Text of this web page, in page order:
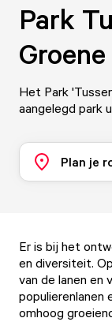
Park
Het Park
aangelegd park
Plan je
Er is bij het
en diversiteit.
van de lanen en
populierenlanen
omhoog